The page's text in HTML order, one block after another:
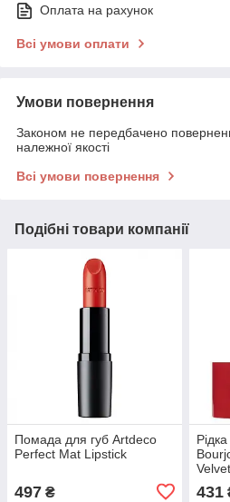
Оплата на рахунок
Всі умови оплати
Умови повернення
Законом не передбачено
належної якості
Всі умови повернення
Подібні товари компанії
Помада для губ Artdeco
Perfect Mat Lipstick
497 ₴ 431